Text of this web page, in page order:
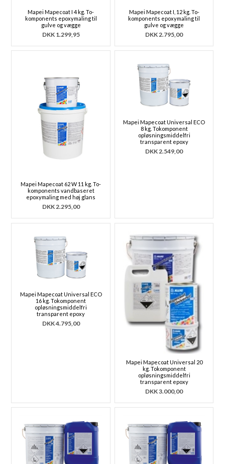
Mapei Mapecoat I 4 kg. To-
komponents epoxymaling til
gulve og vægge
DKK 1.299,95
Mapei Mapecoat I, 12 kg. To-
komponents epoxymaling til
gulve og vægge
DKK 2.795,00
Mapei Mapecoat 62 W 11 kg. To-
komponents vandbaseret
epoxymaling med høj glans
DKK2.295,00
Mapei Mapecoat Universal ECO
8 kg. Tokomponent
opløsningsmiddelfri
transparent epoxy
DKK 2.549,00
Mapei Mapecoat Universal ECO
16 kg. Tokomponent
opløsningsmiddelfri
transparent epoxy
DKK4.795,00
Mapei Mapecoat Universal 20
kg. Tokomponent
opløsningsmiddelfri
transparent epoxy
DKK3.000,00